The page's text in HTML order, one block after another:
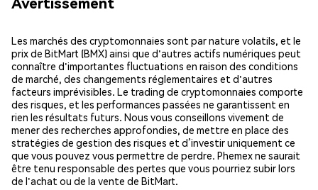
Les marchés des cryptomonnaies sont par nature volatils, et le
prix de BitMart (BMX) ainsi que d'autres actifs numériques peut
connaître d'importantes fluctuations en raison des conditions
de marché, des changements réglementaires et d'autres
facteurs imprévisibles. Le trading de cryptomonnaies comporte
des risques, et les performances passées ne garantissent en
rien les résultats futurs. Nous vous conseillons vivement de
mener des recherches approfondies, de mettre en place des
stratégies de gestion des risques et d’investir uniquement ce
que vous pouvez vous permettre de perdre. Phemex ne saurait
être tenu responsable des pertes que vous pourriez subir lors
de l'achat ou de la vente de BitMart.